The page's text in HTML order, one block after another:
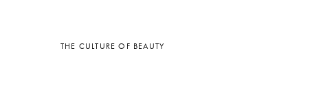
THE CULTURE OF BEAUTY
Accessoires